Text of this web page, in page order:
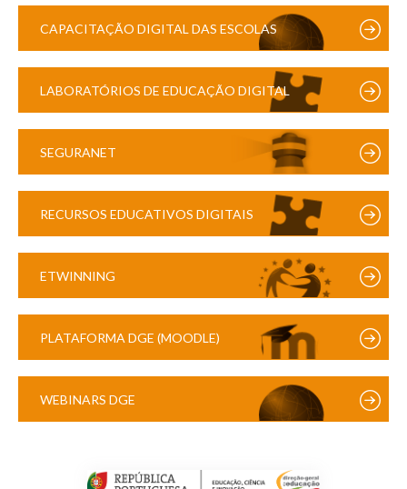
CAPACITAÇÃO DIGITAL DAS ESCOLAS
LABORATÓRIOS DE EDUCAÇÃO DIGITAL
SEGURANET
RECURSOS EDUCATIVOS DIGITAIS
ETWINNING
PLATAFORMA DGE (MOODLE)
WEBINARS DGE